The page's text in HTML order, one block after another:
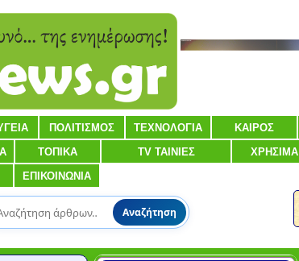
ΠΟΛΙΤΙΣΜΟΣ ΤΕΧΝΟΛΟΓΙΑ ΚΑΙΡΟΣ
ΤΟΠΙΚΑ TV ΤΑΙΝΙΕΣ ΧΡΗΣΙΜΑ
ΕΠΙΚΟΙΝΩΝΙΑ
Αναζήτηση